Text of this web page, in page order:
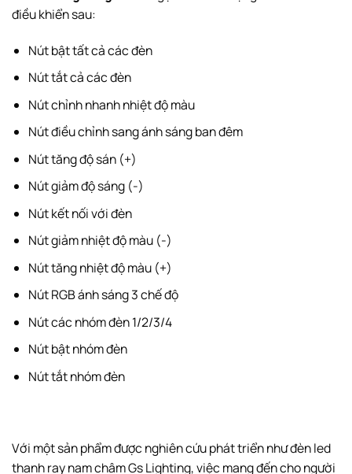
điều khiển sau:
Nút bật tất cả các đèn
Nút tắt cả các đèn
Nút chỉnh nhanh nhiệt độ màu
Nút điều chỉnh sang ánh sáng ban đêm
Nút tăng độ sán (+)
Nút giảm độ sáng (-)
Nút kết nối với đèn
Nút giảm nhiệt độ màu (-)
Nút tăng nhiệt độ màu (+)
Nút RGB ánh sáng 3 chế độ
Nút các nhóm đèn 1/2/3/4
Nút bật nhóm đèn
Nút tắt nhóm đèn
Với một sản phẩm được nghiên cứu phát triển như đèn led
thanh ray nam châm Gs Lighting, việc mang đến cho người